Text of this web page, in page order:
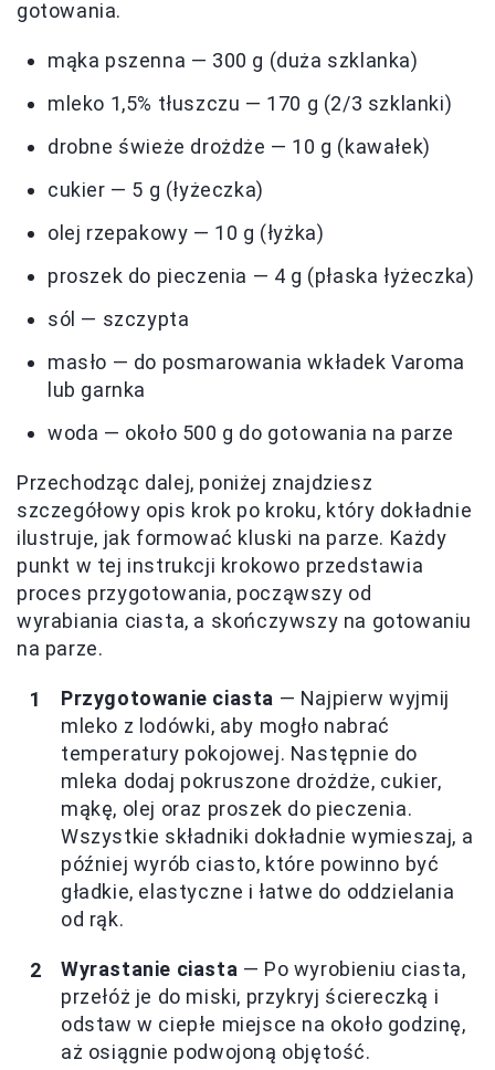
gotowania.
mąka pszenna — 300 g (duża szklanka)
mleko 1,5% tłuszczu — 170 g (2/3 szklanki)
drobne świeże drożdże — 10 g (kawałek)
cukier — 5 g (łyżeczka)
olej rzepakowy — 10 g (łyżka)
proszek do pieczenia — 4 g (płaska łyżeczka)
sól — szczypta
masło — do posmarowania wkładek Varoma
lub garnka
woda — około 500 g do gotowania na parze
Przechodząc dalej, poniżej znajdziesz
szczegółowy opis krok po kroku, który dokładnie
ilustruje, jak formować kluski na parze. Każdy
punkt w tej instrukcji krokowo przedstawia
proces przygotowania, począwszy od
wyrabiania ciasta, a skończywszy na gotowaniu
na parze.
Przygotowanie ciasta — Najpierw wyjmij
mleko z lodówki, aby mogło nabrać
temperatury pokojowej. Następnie do
mleka dodaj pokruszone drożdże, cukier,
mąkę, olej oraz proszek do pieczenia.
Wszystkie składniki dokładnie wymieszaj, a
później wyrób ciasto, które powinno być
gładkie, elastyczne i łatwe do oddzielania
od rąk.
Wyrastanie ciasta — Po wyrobieniu ciasta,
przełóż je do miski, przykryj ściereczką i
odstaw w ciepłe miejsce na około godzinę,
aż osiągnie podwojoną objętość.